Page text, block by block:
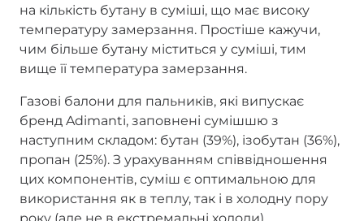
на кількість бутану в суміші, що має високу
температуру замерзання. Простіше кажучи,
чим більше бутану міститься у суміші, тим
вище її температура замерзання.
Газові балони для пальників, які випускає
бренд Adimanti, заповнені сумішшю з
наступним складом: бутан (39%), ізобутан (36%),
пропан (25%). З урахуванням співвідношення
цих компонентів, суміш є оптимальною для
використання як в теплу, так і в холодну пору